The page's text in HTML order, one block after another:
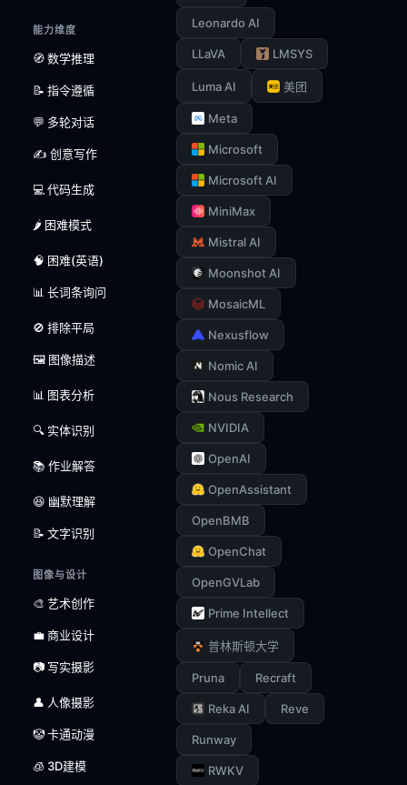
能力维度
🧭 数学推理
📝 指令遵循
💬 多轮对话
✍️ 创意写作
💻 代码生成
🌶️ 困难模式
🧠 困难(英语)
📊 长词条询问
🚫 排除平局
🖼️ 图像描述
📊 图表分析
🔍 实体识别
📚 作业解答
😆 幽默理解
📝 文字识别
图像与设计
🎨 艺术创作
💼 商业设计
📷 写实摄影
👤 人像摄影
🤡 卡通动漫
🧊 3D建模
Leonardo AI
LLaVA LMSYS
Luma AI 美团
Meta
Microsoft
Microsoft AI
MiniMax
Mistral AI
Moonshot AI
MosaicML
Nexusflow
Nomic AI
Nous Research
NVIDIA
OpenAI
OpenAssistant
OpenBMB
OpenChat
OpenGVLab
Prime Intellect
普林斯顿大学
Pruna Recraft
Reka AI Reve
Runway
RWKV